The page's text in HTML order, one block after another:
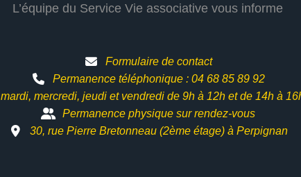
L’équipe du Service Vie associative vous informe
Formulaire de contact
Permanence téléphonique : 04 68 85 89 92
mardi, mercredi, jeudi et vendredi de 9h à 12h etde 14h à
Permanence physique sur rendez-vous
30, rue Pierre Bretonneau (2ème étage) à Perpignan